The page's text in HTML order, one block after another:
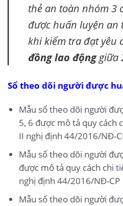
thẻ an toàn nhóm 3
được huấn luyện an
khi kiểm tra đạt yêu
đồng lao độnggiữa
Sổ theo dõi người được
Mẫu sổ theo dõi người
5, 6 được mô tả quy cách
II nghị định 44/2016/NĐ-
Mẫu sổ theo dõi người
được mô tả quy cách chi
nghị định 44/2016/NĐ-CP
Mẫu sổ theo dõi người